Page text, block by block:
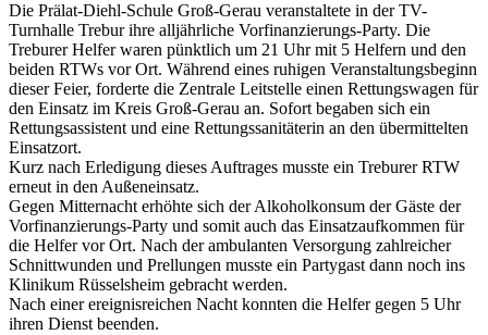
Die Prälat-Diehl-Schule Groß-Gerau veranstaltete in der TV-
Turnhalle Trebur ihre alljährliche Vorfinanzierungs-Party. Die
Treburer Helfer waren pünktlich um 21 Uhr mit 5 Helfern und den
beiden RTWs vor Ort. Während eines ruhigen Veranstaltungsbeginn
dieser Feier, forderte die Zentrale Leitstelle einen Rettungswagen für
den Einsatz im Kreis Groß-Gerau an. Sofort begaben sich ein
Rettungsassistent und eine Rettungssanitäterin an den übermittelten
Einsatzort.
Kurz nach Erledigung dieses Auftrages musste ein Treburer RTW
erneut in den Außeneinsatz.
Gegen Mitternacht erhöhte sich der Alkoholkonsum der Gäste der
Vorfinanzierungs-Party und somit auch das Einsatzaufkommen für
die Helfer vor Ort. Nach der ambulanten Versorgung zahlreicher
Schnittwunden und Prellungen musste ein Partygast dann noch ins
Klinikum Rüsselsheim gebracht werden.
Nach einer ereignisreichen Nacht konnten die Helfer gegen 5 Uhr
ihren Dienst beenden.